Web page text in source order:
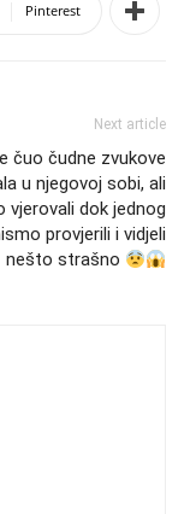
Pinterest
Next article
čuo čudne zvukove
u njegovoj sobi, ali
vjerovali dok jednog
provjerili i vidjeli
nešto strašno